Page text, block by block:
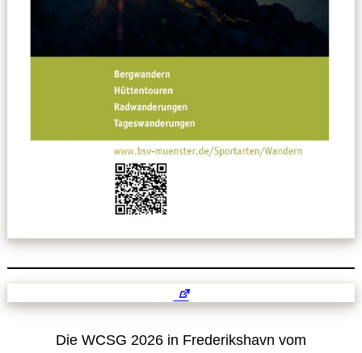
übergeordnete Verbände
Chronik
Die WCSG 2026 in Frederikshavn vom